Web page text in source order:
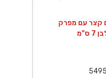
2 מצבים קצר עם מפרק